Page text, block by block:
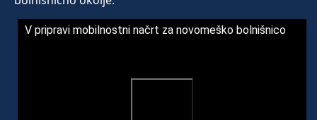
V pripravi mobilnostni načrt za novomeško bolnišnico